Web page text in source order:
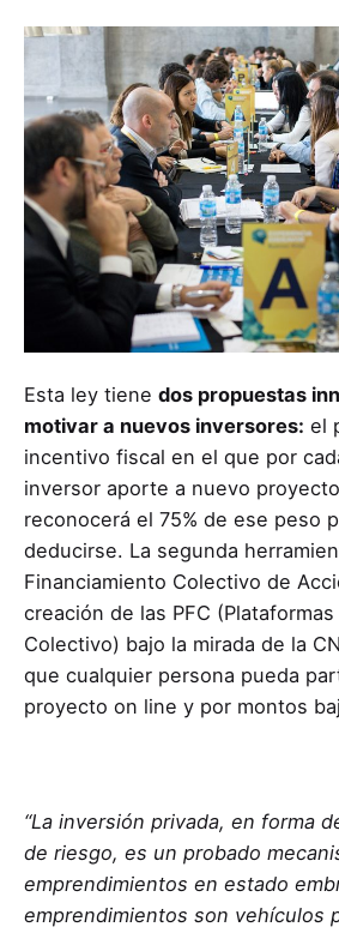
Esta ley tiene dos propuestas
motivar a nuevos inversores: el
incentivo fiscal en el que por
inversor aporte a nuevo
reconocerá el 75% de ese peso
deducirse. La segunda
Financiamiento Colectivo de
creación de las PFC
Colectivo) bajo la mirada de la
que cualquier persona pueda
proyecto on line y por montos
“La inversión privada, en forma
de riesgo, es un probado
emprendimientos en estado
emprendimientos son vehículos